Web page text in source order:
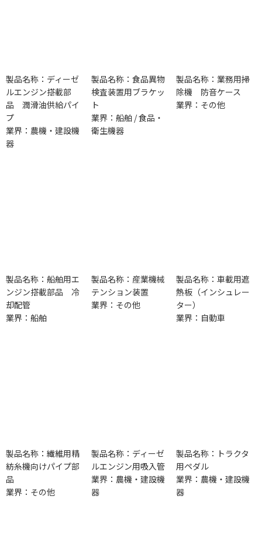
製品名称：ディーゼ
ルエンジン搭載部
品 潤滑油供給パイ
プ
業界：農機・建設機
器
製品名称：食品異物
検査装置用ブラケッ
ト
業界：船舶 / 食品・
衛生機器
製品名称：業務用掃
除機 防音ケース
業界：その他
製品名称：船舶用エ
ンジン搭載部品 冷
却配管
業界：船舶
製品名称：産業機械
テンション装置
業界：その他
製品名称：車載用遮
熱板（インシュレー
ター）
業界：自動車
製品名称：繊維用精
紡糸機向けパイプ部
品
業界：その他
製品名称：ディーゼ
ルエンジン用吸入管
業界：農機・建設機
器
製品名称：トラクタ
用ペダル
業界：農機・建設機
器